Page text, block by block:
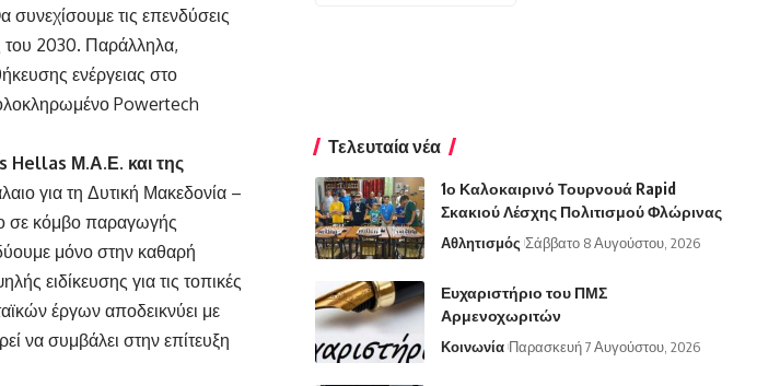
συνεχίσουμε τις επενδύσεις
του 2030. Παράλληλα,
ενέργειας στο
ολοκληρωμένο Powertech
Hellas Μ.Α.Ε. και της
για τη Δυτική Μακεδονία –
σε κόμβο παραγωγής
μόνο στην καθαρή
ειδίκευσης για τις τοπικές
έργων αποδεικνύει με
να συμβάλει στην επίτευξη
Τελευταία νέα
1ο Καλοκαιρινό Τουρνουά Rapid
Σκακιού Λέσχης Πολιτισμού Φλώρινας
Αθλητισμός Σάββατο 8 Αυγούστου, 2026
Ευχαριστήριο του ΠΜΣ
Αρμενοχωριτών
Κοινωνία Παρασκευή 7 Αυγούστου, 2026